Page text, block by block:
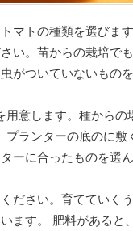
マトの種類を選びま
い。苗からの栽培で
がついていないものを
意します。種からの
ランターの底のに
ーに合ったものを選ん
ださい。育てていく
ます。 肥料があると